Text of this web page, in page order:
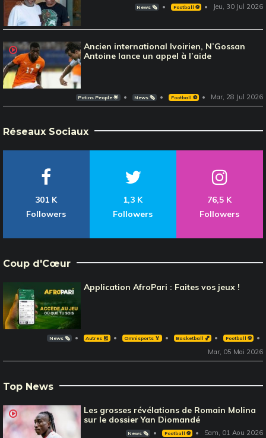
News 🗞️ Football ⚽️ Jeu, 30 Jul 2026
Ancien international Ivoirien, N’Gossan
Antoine lance un appel à l’aide
Potins People 🌟 News 🗞️ Football ⚽️ Mar, 28 Jul 2026
Réseaux Sociaux
301 K
Followers
1,3 K
Followers
76,5 K
Followers
Coup d'Cœur
Application AfroPari : Faites vos jeux !
News 🗞️ Autres 🎽 Omnisports 🏅 Basketball 🏀 Football ⚽️
Mar, 05 Mai 2026
Top News
Les grosses révélations de Romain Molina
sur le dossier Yan Diomandé
News 🗞️ Football ⚽️ Sam, 01 Aou 2026